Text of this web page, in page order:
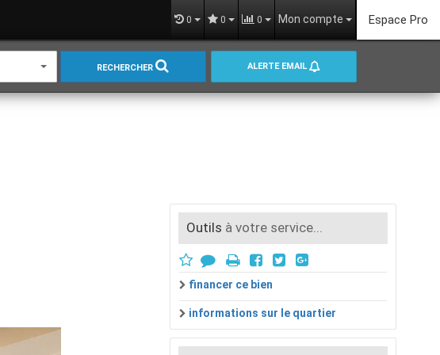
0 0 0 Mon compte Espace Pro
RECHERCHER ALERTE EMAIL
Outils à votre service...
financer ce bien
informations sur le quartier